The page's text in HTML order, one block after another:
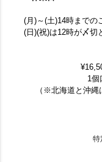
(月)～(土)14時までの
(日)(祝)は12時が〆切
1個
（※北海道と沖縄
特